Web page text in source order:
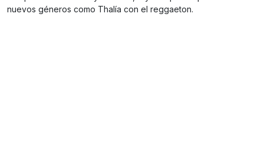
nuevos géneros como Thalía con el reggaeton.